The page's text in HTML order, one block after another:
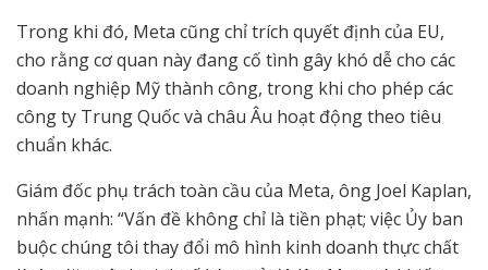
Trong khi đó, Meta cũng chỉ trích quyết định của EU,
cho rằng cơ quan này đang cố tình gây khó dễ cho các
doanh nghiệp Mỹ thành công, trong khi cho phép các
công ty Trung Quốc và châu Âu hoạt động theo tiêu
chuẩn khác.
Giám đốc phụ trách toàn cầu của Meta, ông Joel Kaplan,
nhấn mạnh: “Vấn đề không chỉ là tiền phạt; việc Ủy ban
buộc chúng tôi thay đổi mô hình kinh doanh thực chất